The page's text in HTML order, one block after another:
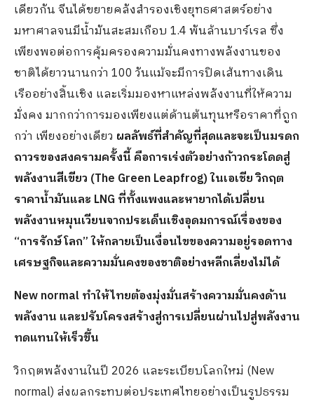
เดียวกัน จีนได้ขยายคลังสำรองเชิงยุทธศาสตร์อย่าง
มหาศาลจนมีน้ำมันสะสมเกือบ 1.4 พันล้านบาร์เรล ซึ่ง
เพียงพอต่อการคุ้มครองความมั่นคงทางพลังงานของ
ชาติได้ยาวนานกว่า 100 วันแม้จะมีการปิดเส้นทางเดิน
เรืออย่างสิ้นเชิง และเริ่มมองหาแหล่งพลังงานที่ให้ความ
มั่งคง มากกว่าการมองเพียงแต่ด้านต้นทุนหรือราคาที่ถูก
กว่า เพียงอย่างเดียว ผลลัพธ์ที่สำคัญที่สุดและจะเป็นมรดก
ถาวรของสงครามครั้งนี้ คือการเร่งตัวอย่างก้าวกระโดดสู่
พลังงานสีเขียว (The Green Leapfrog) ในเอเชีย วิกฤต
ราคาน้ำมันและ LNG ที่ทั้งแพงและหายากได้เปลี่ยน
พลังงานหมุนเวียนจากประเด็นเชิงอุดมการณ์เรื่องของ
“การรักษ์โลก” ให้กลายเป็นเงื่อนไขของความอยู่รอดทาง
เศรษฐกิจและความมั่นคงของชาติอย่างหลีกเลี่ยงไม่ได้
New normal ทำให้ไทยต้องมุ่งมั่นสร้างความมั่นคงด้าน
พลังงาน และปรับโครงสร้างสู่การเปลี่ยนผ่านไปสู่พลังงาน
ทดแทนให้เร็วขึ้น
วิกฤตพลังงานในปี 2026 และระเบียบโลกใหม่ (New
normal) ส่งผลกระทบต่อประเทศไทยอย่างเป็นรูปธรรม